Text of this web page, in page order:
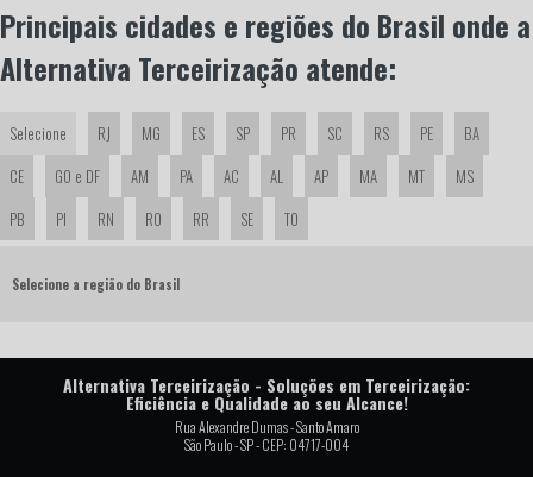
ENCANADOR E DESENTUPIDOR
Principais cidades e regiões do Brasil onde a
Alternativa Terceirização atende:
Selecione RJ MG ES SP PR SC RS PE
BA
CE
GO e DF AM PA AC AL AP MA MT
MS
PB
PI RN RO RR SE TO
Selecione a região do Brasil
Alternativa Terceirização - Soluções em Terceirização:
Eficiência e Qualidade ao seu Alcance!
Rua Alexandre Dumas - Santo Amaro
São Paulo - SP - CEP: 04717-004